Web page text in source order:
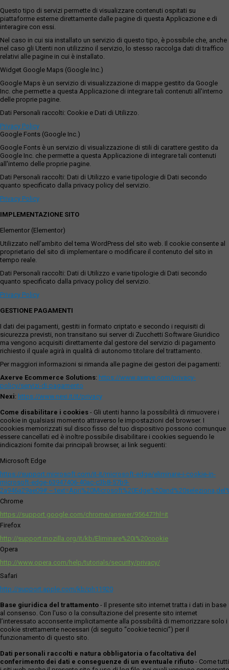
Questo tipo di servizi permette di visualizzare contenuti ospitati su
piattaforme esterne direttamente dalle pagine di questa Applicazione e di
interagire con essi.
Nel caso in cui sia installato un servizio di questo tipo, è possibile che, anche
nel caso gli Utenti non utilizzino il servizio, lo stesso raccolga dati di traffico
relativi alle pagine in cui è installato.
Widget Google Maps (Google Inc.)
Google Maps è un servizio di visualizzazione di mappe gestito da Google
Inc. che permette a questa Applicazione di integrare tali contenuti all'interno
delle proprie pagine.
Dati Personali raccolti: Cookie e Dati di Utilizzo.
Privacy Policy
Google Fonts (Google Inc.)
Google Fonts è un servizio di visualizzazione di stili di carattere gestito da
Google Inc. che permette a questa Applicazione di integrare tali contenuti
all'interno delle proprie pagine.
Dati Personali raccolti: Dati di Utilizzo e varie tipologie di Dati secondo
quanto specificato dalla privacy policy del servizio.
Privacy Policy
IMPLEMENTAZIONE SITO
Elementor (Elementor)
Utilizzato nell'ambito del tema WordPress del sito web. Il cookie consente al
proprietario del sito di implementare o modificare il contenuto del sito in
tempo reale.
Dati Personali raccolti: Dati di Utilizzo e varie tipologie di Dati secondo
quanto specificato dalla privacy policy del servizio.
Privacy Policy
GESTIONE PAGAMENTI
I dati dei pagamenti, gestiti in formato criptato e secondo i requisiti di
sicurezza previsti, non transitano sui server di Zucchetti Software Giuridico
ma vengono acquisiti direttamente dal gestore del servizio di pagamento
richiesto il quale agirà in qualità di autonomo titolare del trattamento.
Per maggiori informazioni si rimanda alle pagine dei gestori dei pagamenti:
Axerve Ecommerce Solutions: https://www.axerve.com/privacy-
policy/servizi-di-pagamento
Nexi: https://www.nexi.it/it/privacy
Come disabilitare i cookies - Gli utenti hanno la possibilità di rimuovere i
cookie in qualsiasi momento attraverso le impostazioni del browser. I
cookies memorizzati sul disco fisso del tuo dispositivo possono comunque
essere cancellati ed è inoltre possibile disabilitare i cookies seguendo le
indicazioni fornite dai principali browser, ai link seguenti:
Microsoft Edge
https://support.microsoft.com/it-it/microsoft-edge/eliminare-i-cookie-in-
microsoft-edge-63947406-40ac-c3b8-57b9-
Chrome
https://support.google.com/chrome/answer/95647?hl=it
Firefox
http://support.mozilla.org/it/kb/Eliminare%20i%20cookie
Opera
http://www.opera.com/help/tutorials/security/privacy/
Safari
http://support.apple.com/kb/ph11920
Base giuridica del trattamento - Il presente sito internet tratta i dati in base
al consenso. Con l'uso o la consultazione del presente sito internet
l’interessato acconsente implicitamente alla possibilità di memorizzare solo i
cookie strettamente necessari (di seguito “cookie tecnici”) per il
funzionamento di questo sito.
Dati personali raccolti e natura obbligatoria o facoltativa del
conferimento dei dati e conseguenze di un eventuale rifiuto - Come tutti